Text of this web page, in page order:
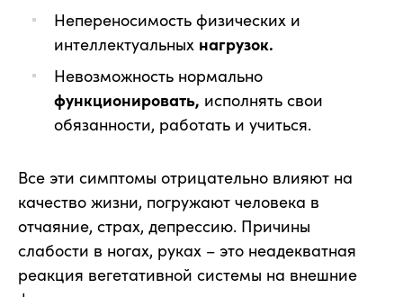
Непереносимость физических и
интеллектуальных нагрузок.
Невозможность нормально
функционировать, исполнять свои
обязанности, работать и учиться.
Все эти симптомы отрицательно влияют на
качество жизни, погружают человека в
отчаяние, страх, депрессию. Причины
слабости в ногах, руках – это неадекватная
реакция вегетативной системы на внешние